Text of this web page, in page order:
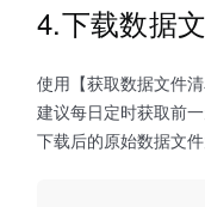
4.下载数据
使用【获取数据文件
建议每日定时获取前一
下载后的原始数据文